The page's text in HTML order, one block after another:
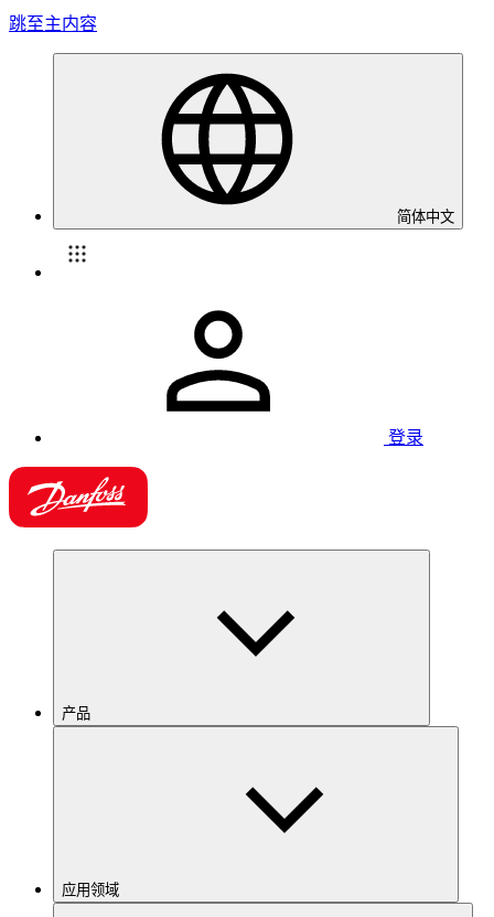
跳至主内容
简体中文
登录
产品
应用领域